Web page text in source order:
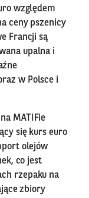
względem
ceny pszenicy
Francji są
upalna i
w Polsce i
na MATIFie
się kurs euro
olejów
co jest
rzepaku na
zbiory